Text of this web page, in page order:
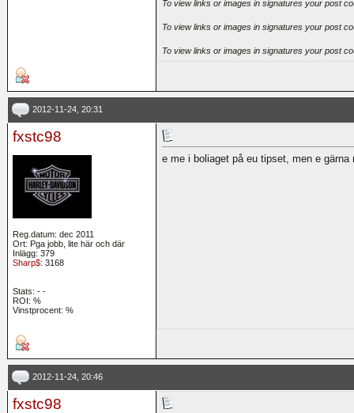
To view links or images in signatures your post
To view links or images in signatures your post
To view links or images in signatures your post
2012-11-24, 20:31
fxstc98
Reg.datum: dec 2011
Ort: Pga jobb, lite här och där
Inlägg: 379
Sharp$: 3168
Stats: - -
ROI: %
Vinstprocent: %
e me i boliaget på eu tipset, men e gärna
2012-11-24, 20:46
fxstc98